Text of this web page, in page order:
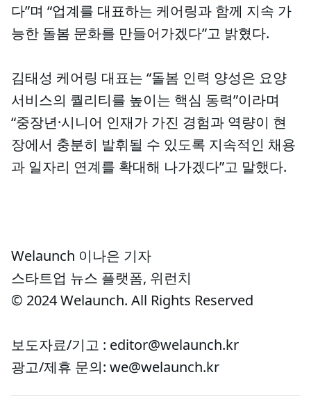
다”며 “업계를 대표하는 케어링과 함께 지속 가
능한 돌봄 문화를 만들어가겠다”고 밝혔다.
김태성 케어링 대표는 “돌봄 인력 양성은 요양
서비스의 퀄리티를 높이는 핵심 동력”이라며
“중장년·시니어 인재가 가진 경험과 역량이 현
장에서 충분히 발휘될 수 있도록 지속적인 채용
과 일자리 연계를 확대해 나가겠다”고 말했다.
Welaunch 이나은 기자
스타트업 뉴스 플랫폼, 위런치
© 2024 Welaunch. All Rights Reserved
보도자료/기고 : editor@welaunch.kr
광고/제휴 문의: we@welaunch.kr